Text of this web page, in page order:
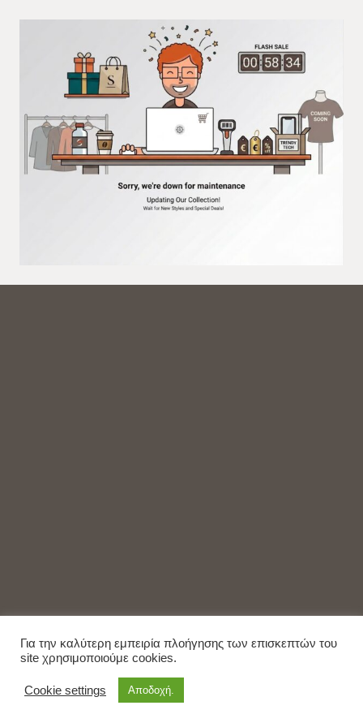
Για την καλύτερη εμπειρία πλοήγησης των επισκεπτών του
site χρησιμοποιούμε cookies.
Cookie settings Αποδοχή.